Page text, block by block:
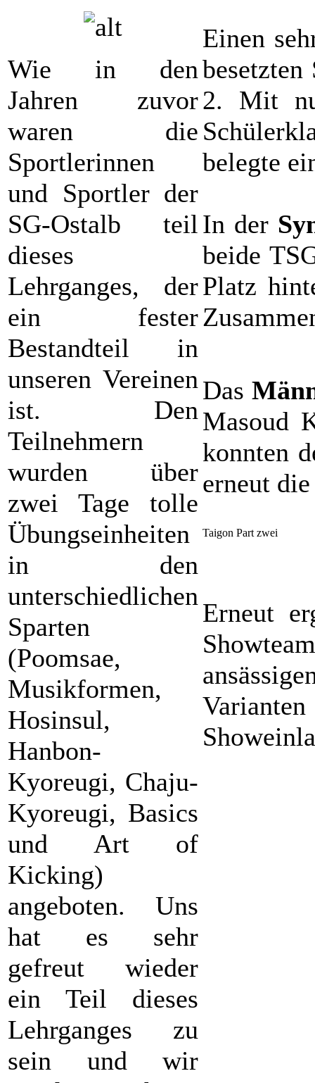
Wie in den
Jahren zuvor
waren die
Sportlerinnen
und Sportler der
SG-Ostalb teil
dieses
Lehrganges, der
ein fester
Bestandteil in
unseren Vereinen
ist. Den
Teilnehmern
wurden über
zwei Tage tolle
Übungseinheiten
in den
unterschiedlichen
Sparten
(Poomsae,
Musikformen,
Hosinsul,
Hanbon-
Kyoreugi, Chaju-
Kyoreugi, Basics
und Art of
Kicking)
angeboten. Uns
hat es sehr
gefreut wieder
ein Teil dieses
Lehrganges zu
sein und wir
Einen
2. Mit
belegte
In der
beide
Platz
Das
Masoud
konnten
erneut
Taigon Part zwei
Erneut